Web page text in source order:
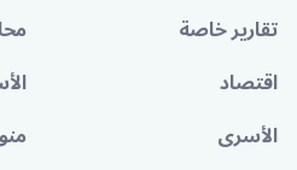
تقارير خاصة
اقتصاد
الأسرى